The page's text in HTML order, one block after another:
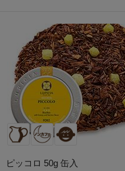
ピッコロ 50g 缶入